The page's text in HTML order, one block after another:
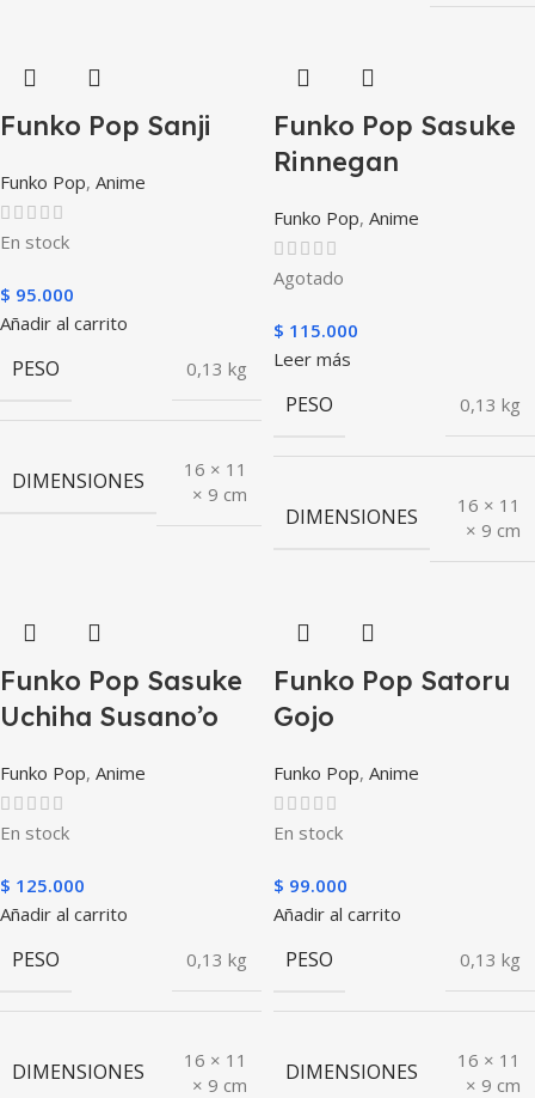
Funko Pop Sanji
Funko Pop, Anime
En stock
$ 95.000
Añadir al carrito
PESO 0,13 kg
DIMENSIONES
16 × 11
× 9 cm
Funko Pop Sasuke
Rinnegan
Funko Pop, Anime
Agotado
$ 115.000
Leer más
PESO 0,13 kg
DIMENSIONES
16 × 11
× 9 cm
Funko Pop Sasuke
Uchiha Susano’o
Funko Pop, Anime
En stock
$ 125.000
Añadir al carrito
PESO 0,13 kg
DIMENSIONES
16 × 11
× 9 cm
Funko Pop Satoru
Gojo
Funko Pop, Anime
En stock
$ 99.000
Añadir al carrito
PESO 0,13 kg
DIMENSIONES
16 × 11
× 9 cm